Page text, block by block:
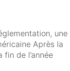
une
Après la
de l’année